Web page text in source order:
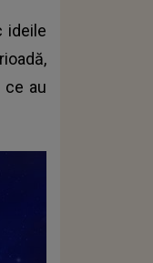
ideile
au